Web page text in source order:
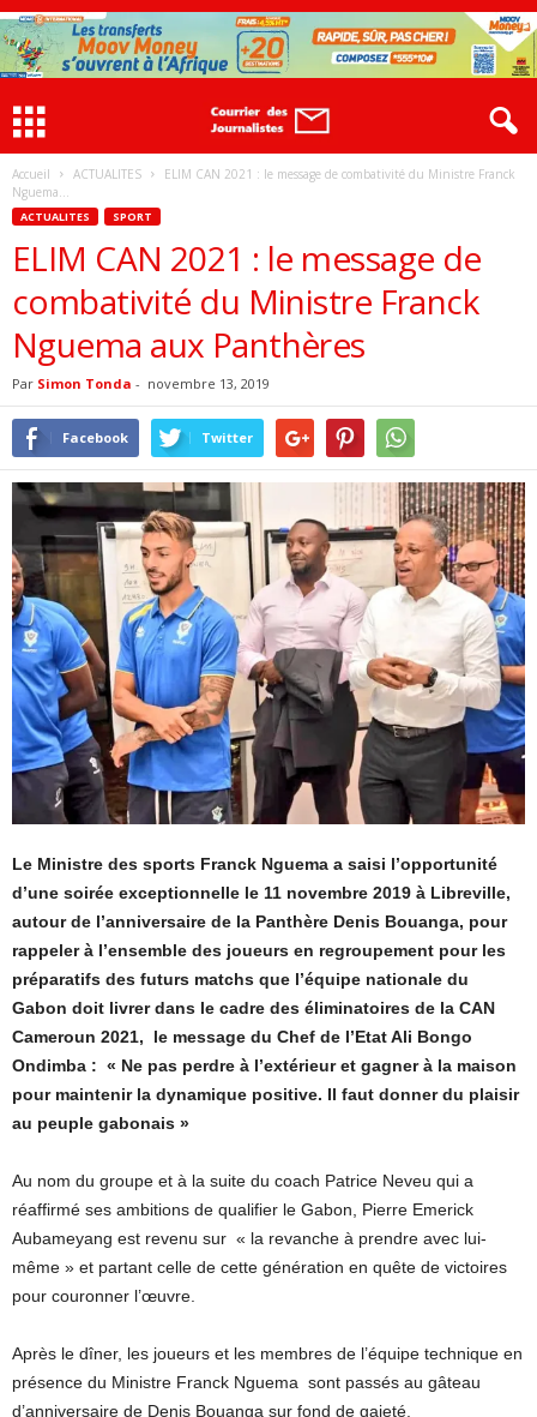
Accueil ACTUALITES
ELIM CAN 2021 : le message de combativité du Ministre Franck
Nguema...
ACTUALITES SPORT
ELIM CAN 2021 : le message de
combativité du Ministre Franck
Nguema aux Panthères
Par Simon Tonda - novembre 13, 2019
Facebook Twitter
Le Ministre des sports Franck Nguema a saisi l’opportunité
d’une soirée exceptionnelle le 11 novembre 2019 à Libreville,
autour de l’anniversaire de la Panthère Denis Bouanga, pour
rappeler à l’ensemble des joueurs en regroupement pour les
préparatifs des futurs matchs que l’équipe nationale du
Gabon doit livrer dans le cadre des éliminatoires de la CAN
Cameroun 2021, le message du Chef de l’Etat Ali Bongo
Ondimba : « Ne pas perdre à l’extérieur et gagner à la maison
pour maintenir la dynamique positive. Il faut donner du plaisir
au peuple gabonais »
Au nom du groupe et à la suite du coach Patrice Neveu qui a
réaffirmé ses ambitions de qualifier le Gabon, Pierre Emerick
Aubameyang est revenu sur « la revanche à prendre avec lui-
même » et partant celle de cette génération en quête de victoires
pour couronner l’œuvre.
Après le dîner, les joueurs et les membres de l’équipe technique en
présence du Ministre Franck Nguema sont passés au gâteau
d’anniversaire de Denis Bouanga sur fond de gaieté.